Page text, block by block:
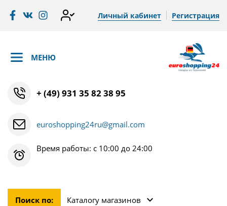
Личный кабинет Регистрация
МЕНЮ
+ (49) 931 35 82 38 95
euroshopping24ru@gmail.com
Время работы: с 10:00 до 24:00
Поиск по: Каталогу магазинов